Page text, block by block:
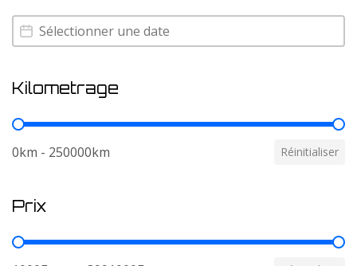
Annee
Annee
Kilometrage
Kilometrage
0km - 250000km Réinitialiser
Prix
Prix